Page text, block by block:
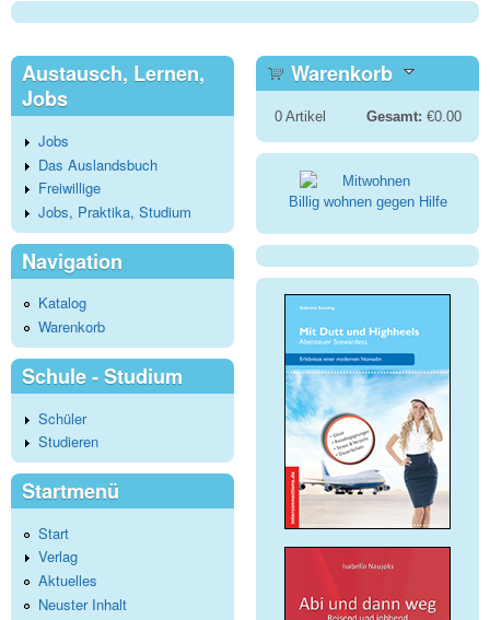
Austausch, Lernen,
Jobs
Jobs
Das Auslandsbuch
Freiwillige
Jobs, Praktika, Studium
Navigation
Katalog
Warenkorb
Schule - Studium
Schüler
Studieren
Startmenü
Start
Verlag
Aktuelles
Neuster Inhalt
Warenkorb
0Artikel Gesamt: €0.00
Billig wohnen gegen Hilfe